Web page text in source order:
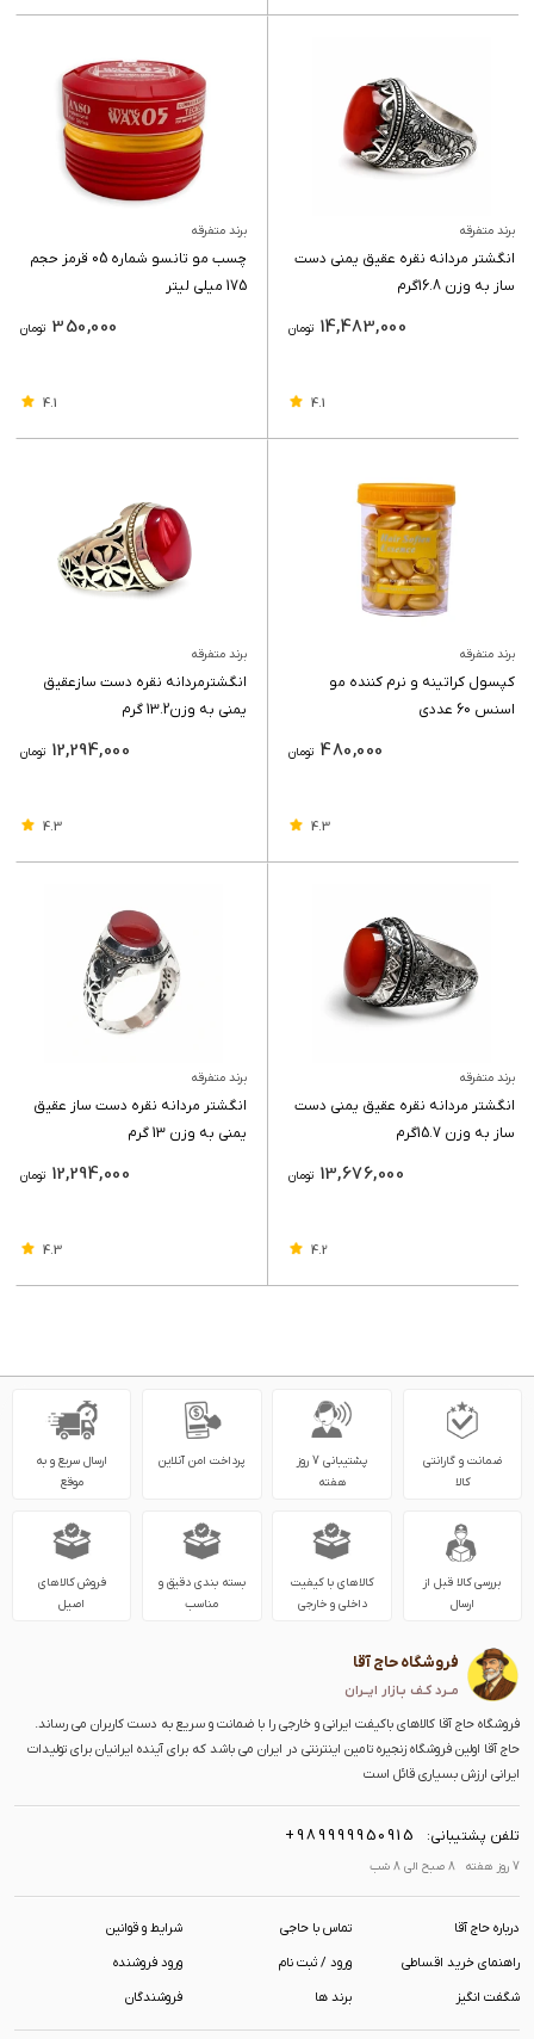
برند متفرقه
انگشتر مردانه نقره عقیق یمنی دست
ساز به وزن ‌16.8گرم
تومان 14,483,000
4.1
برند متفرقه
چسب مو تانسو شماره 05 قرمز حجم
175 میلی لیتر
تومان 350,000
4.1
برند متفرقه
کپسول کراتینه و نرم کننده مو
اسنس 60 عددی
تومان 480,000
4.3
برند متفرقه
انگشترمردانه نقره دست سازعقیق
یمنی به وزن13.2 گرم
تومان 12,294,000
4.3
برند متفرقه
انگشتر مردانه نقره عقیق یمنی دست
ساز به وزن 15.7گرم
تومان 13,676,000
4.2
برند متفرقه
انگشتر مردانه نقره دست ساز عقیق
یمنی به وزن 13 گرم
تومان 12,294,000
4.3
ضمانت و گارانتی
کالا
پشتیبانی 7 روز
هفته
پرداخت امن آنلاین
ارسال سریع و به
موقع
بررسی کالا قبل از
ارسال
کالاهای با کیفیت
داخلی و خارجی
بسته بندی دقیق و
مناسب
فروش کالاهای
اصیل
فروشگاه حاج آقا
مــرد کـف بـازار ایــران
فروشگاه حاج آقا کالاهای باکیفت ایرانی و خارجی را با ضمانت و سریع به دست کاربران می رساند.
حاج آقا اولین فروشگاه زنجیره تامین اینترنتی در ایران می باشد که برای آینده ایرانیان برای تولیدات
ایرانی ارزش بسیاری قائل است
تلفن پشتیبانی: +989999950915
7 روز هفته 8 صبح الی 8 شب
درباره حاج آقا تماس با حاجی شرایط و قوانین
راهنمای خرید اقساطی ورود / ثبت نام ورود فروشنده
شگفت انگیز برند ها فروشندگان